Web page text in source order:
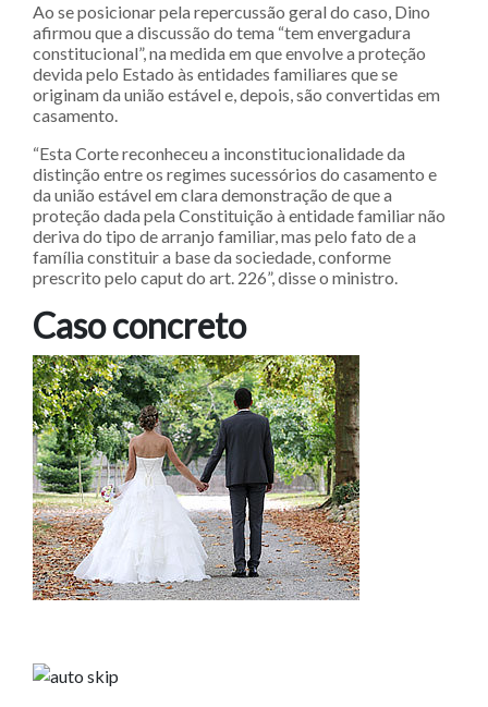
Ao se posicionar pela repercussão geral do caso, Dino
afirmou que a discussão do tema “tem envergadura
constitucional”, na medida em que envolve a proteção
devida pelo Estado às entidades familiares que se
originam da união estável e, depois, são convertidas em
casamento.
“Esta Corte reconheceu a inconstitucionalidade da
distinção entre os regimes sucessórios do casamento e
da união estável em clara demonstração de que a
proteção dada pela Constituição à entidade familiar não
deriva do tipo de arranjo familiar, mas pelo fato de a
família constituir a base da sociedade, conforme
prescrito pelo caput do art. 226”, disse o ministro.
Caso concreto